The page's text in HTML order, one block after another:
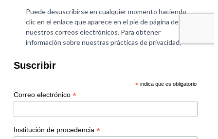
Suscribir
* indica que es obligatorio
Correo electrónico *
Institución de procedencia *